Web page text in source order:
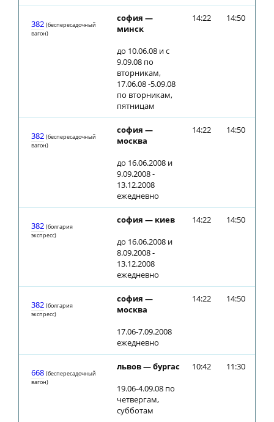
382 (беспересадочный
вагон)
софия —
минск
до 10.06.08 и с
9.09.08 по
вторникам,
17.06.08 -5.09.08
по вторникам,
пятницам
14:22 14:50
382 (беспересадочный
вагон)
софия —
москва
до 16.06.2008 и
9.09.2008 -
13.12.2008
ежедневно
14:22 14:50
382 (болгария
экспресс)
софия — киев
до 16.06.2008 и
8.09.2008 -
13.12.2008
ежедневно
14:22 14:50
382 (болгария
экспресс)
софия —
москва
17.06-7.09.2008
ежедневно
14:22 14:50
668 (беспересадочный
вагон)
львов — бургас
19.06-4.09.08 по
четвергам,
субботам
10:42 11:30